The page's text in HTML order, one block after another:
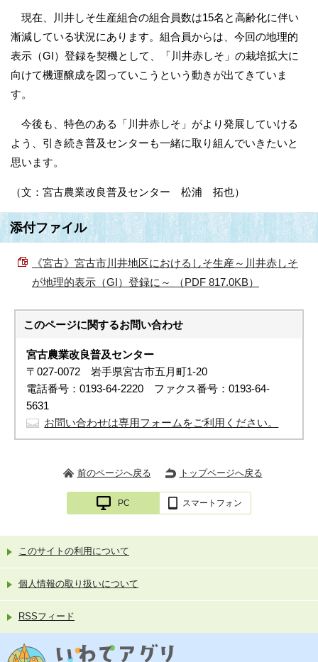
現在、川井しそ生産組合の組合員数は15名と高齢化に伴い
漸減している状況にあります。組合員からは、今回の地理的
表示（GI）登録を契機として、「川井赤しそ」の栽培拡大に
向けて機運醸成を図っていこうという動きが出てきていま
す。
今後も、特色のある「川井赤しそ」がより発展していける
よう、引き続き普及センターも一緒に取り組んでいきたいと
思います。
（文：宮古農業改良普及センター 松浦 拓也）
添付ファイル
《宮古》宮古市川井地区におけるしそ生産～川井赤しそ
が地理的表示（GI）登録に～ （PDF 817.0KB）
このページに関するお問い合わせ
宮古農業改良普及センター
〒027-0072 岩手県宮古市五月町1-20
電話番号：0193-64-2220 ファクス番号：0193-64-
5631
お問い合わせは専用フォームをご利用ください。
前のページへ戻る トップページへ戻る
PC スマートフォン
このサイトの利用について
個人情報の取り扱いについて
RSSフィード